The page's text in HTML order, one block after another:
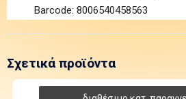
Barcode: 8006540458563
Σχετικά προϊόντα